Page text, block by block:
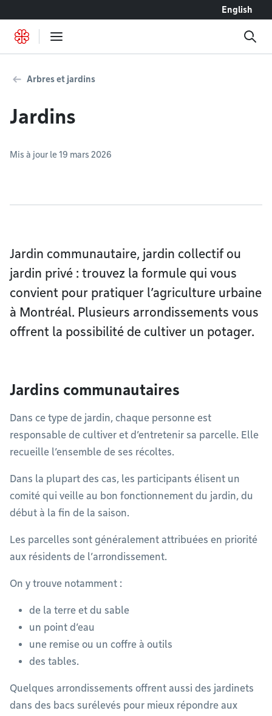
English
Arbres et jardins
Jardins
Mis à jour le 19 mars 2026
Jardin communautaire, jardin collectif ou
jardin privé : trouvez la formule qui vous
convient pour pratiquer l’agriculture urbaine
à Montréal. Plusieurs arrondissements vous
offrent la possibilité de cultiver un potager.
Jardins communautaires
Dans ce type de jardin, chaque personne est
responsable de cultiver et d’entretenir sa parcelle. Elle
recueille l’ensemble de ses récoltes.
Dans la plupart des cas, les participants élisent un
comité qui veille au bon fonctionnement du jardin, du
début à la fin de la saison.
Les parcelles sont généralement attribuées en priorité
aux résidents de l’arrondissement.
On y trouve notamment :
de la terre et du sable
un point d’eau
une remise ou un coffre à outils
des tables.
Quelques arrondissements offrent aussi des jardinets
dans des bacs surélevés pour mieux répondre aux